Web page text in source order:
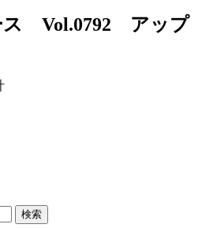
ス Vol.0792 アップ